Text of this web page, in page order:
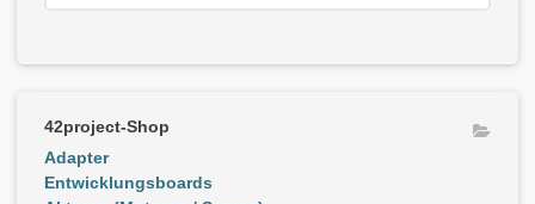
42project-Shop
Adapter
Entwicklungsboards